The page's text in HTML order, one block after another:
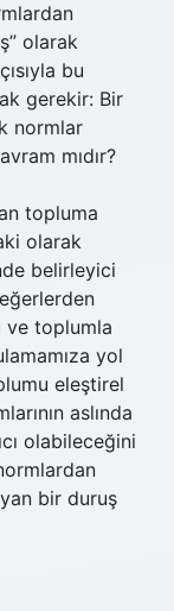
olarak
bu
gerekir: Bir
normlar
mıdır?
topluma
olarak
belirleyici
ve toplumla
yol
eleştirel
aslında
olabileceğini
bir duruş